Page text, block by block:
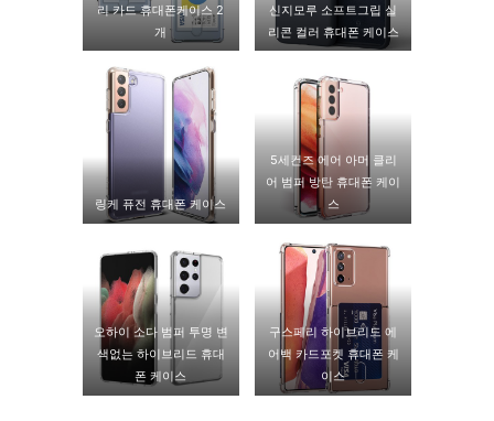
리 카드 휴대폰케이스 2
개
신지모루 소프트그립 실
리콘 컬러 휴대폰 케이스
링케 퓨전 휴대폰 케이스
5세컨즈 에어 아머 클리
어 범퍼 방탄 휴대폰 케이
스
오하이 소다 범퍼 투명 변
색없는 하이브리드 휴대
폰 케이스
구스페리 하이브리드 에
어백 카드포켓 휴대폰 케
이스